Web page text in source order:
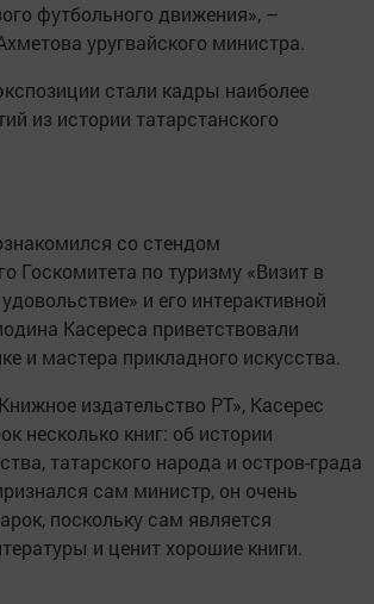
футбольного движения», –
уругвайского министра.
стали кадры наиболее
из истории татарстанского
со стендом
Госкомитета по туризму «Визит в
и его интерактивной
Касереса приветствовали
и мастера прикладного искусства.
издательство РТ», Касерес
несколько книг: об истории
татарского народа и остров-града
сам министр, он очень
поскольку сам является
и ценит хорошие книги.